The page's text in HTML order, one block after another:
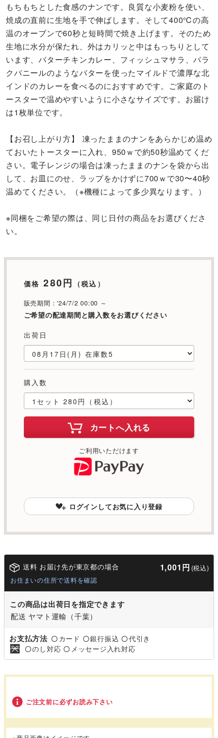
もちもちとした食感のナンです。良質な小麦粉を使い、
焼成の直前に生地を手で伸ばします。そして400℃の高
温のオーブンで60秒と短時間で焼き上げます。そのため
生地に水分が保たれ、外はカリッと中はもっちりとして
います、バターチキンカレー、フィッシュマサラ、パラ
クパニールのようなバターを使ったマイルドで濃厚な北
インドのカレーを食べるのにおすすめです。ご家庭のト
ースターで温めやすいように小さなサイズです。お届け
は1枚単位です。
【お召し上がり方】 凍ったままのナンをあらかじめ温め
ておいたトースターに入れ、950ｗで約50秒温めてくだ
さい。電子レンジの場合は凍ったままのナンを袋から出
して、お皿にのせ、ラップをかけずに700ｗで30〜40秒
温めてください。（※機種によって多少異なります。）
※同梱をご希望の際は、同じ日付の商品をお選びくださ
い。
価格 280円 （税込）
販売期間：'24/7/2 00:00 ～
ご希望の配達期間と購入数をお選びください
出荷日
購入数
カートへ入れる
ご利用いただけます
ログインしてお気に入り登録
送料 お届け先が東京都の場合 1,001円 (税込)
お住まいの住所で送料を確認
この商品は出荷日を指定できます
配送 ヤマト運輸（千葉）
お支払方法 〇 カード 〇銀行振込 〇代引き
〇のし対応 〇 メッセージ入れ対応
ご注文前に必ずお読み下さい